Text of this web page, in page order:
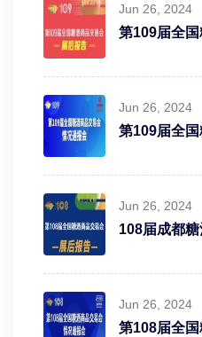
Jun 26, 2024
第109届全
Jun 26, 2024
第109届全
Jun 26, 2024
108届成都
Jun 26, 2024
第108届全